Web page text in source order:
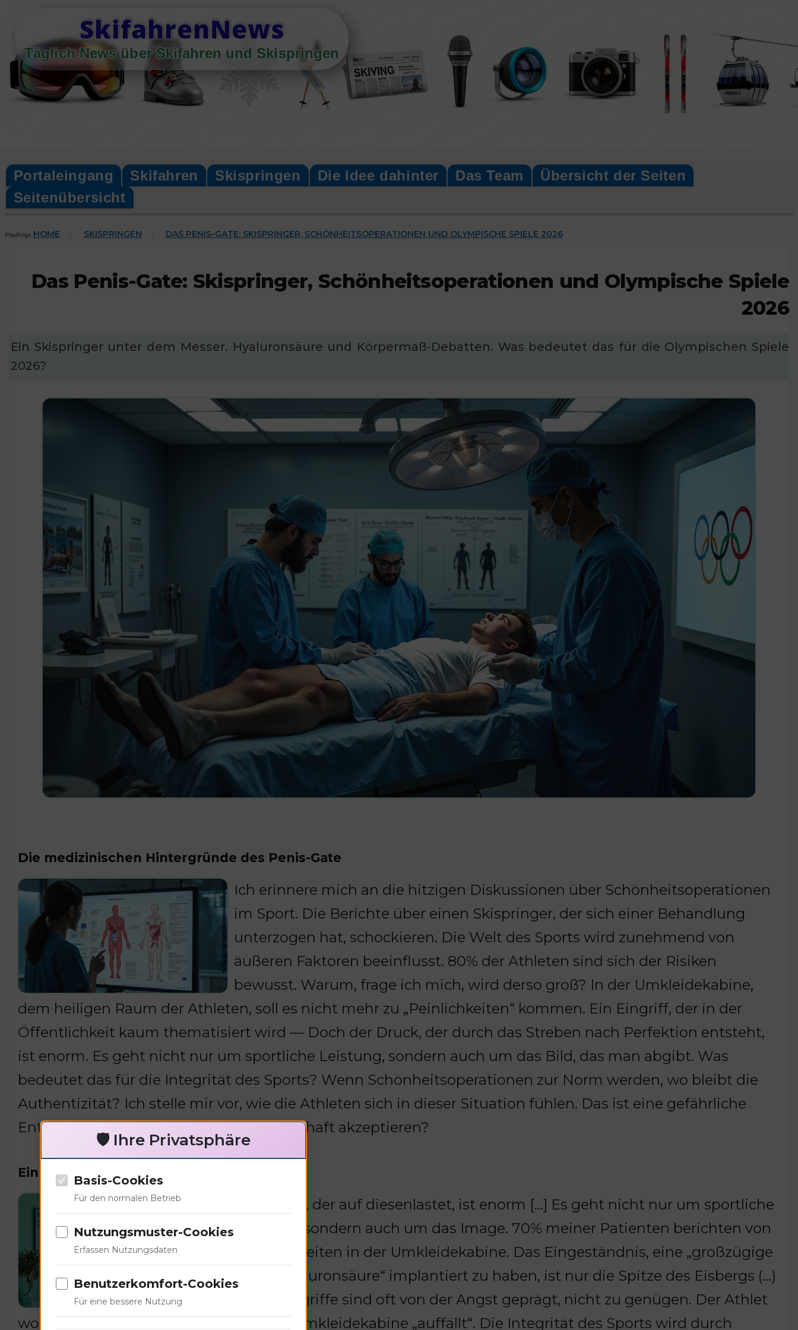
content
SkifahrenNews
Täglich News über Skifahren und Skispringen
Portaleingang Skifahren Skispringen Die Idee dahinter Das Team
Übersicht der Seiten
Seitenübersicht
Pfadfolge HOME · SKISPRINGEN · DAS PENIS-GATE: SKISPRINGER, SCHÖNHEITSOPERATIONEN UND OLYMPISCHE SPIELE 2026
Das Penis-Gate: Skispringer, Schönheitsoperationen und Olympische Spiele
2026
Ein Skispringer unter dem Messer. Hyaluronsäure und Körpermaß-Debatten. Was bedeutet das für die Olympischen Spiele
2026?
Die medizinischen Hintergründe des Penis-Gate
Ich erinnere mich an die hitzigen Diskussionen über Schönheitsoperationen
im Sport. Die Berichte über einen Skispringer, der sich einer Behandlung
unterzogen hat, schockieren. Die Welt des Sports wird zunehmend von
äußeren Faktoren beeinflusst. 80% der Athleten sind sich der Risiken
bewusst. Warum, frage ich mich, wird derso groß? In der Umkleidekabine,
dem heiligen Raum der Athleten, soll es nicht mehr zu „Peinlichkeiten“ kommen. Ein Eingriff, der in der
Öffentlichkeit kaum thematisiert wird — Doch der Druck, der durch das Streben nach Perfektion entsteht,
ist enorm. Es geht nicht nur um sportliche Leistung, sondern auch um das Bild, das man abgibt. Was
bedeutet das für die Integrität des Sports? Wenn Schönheitsoperationen zur Norm werden, wo bleibt die
Authentizität? Ich stelle mir vor, wie die Athleten sich in dieser Situation fühlen. Das ist eine gefährliche
Entwicklung. Können wir das als Gesellschaft akzeptieren?
Einblicke in die medizinische Praxis
Der Druck, der auf diesenlastet, ist enorm […] Es geht nicht nur um sportliche
Leistung, sondern auch um das Image. 70% meiner Patienten berichten von
Unsicherheiten in der Umkleidekabine. Das Eingeständnis, eine „großzügige
Dosis Hyaluronsäure“ implantiert zu haben, ist nur die Spitze des Eisbergs (…)
Diese Eingriffe sind oft von der Angst geprägt, nicht zu genügen. Der Athlet
wollte nicht der einzige sein, der in der Umkleidekabine „auffällt“. Die Integrität des Sports wird durch
🛡️ Ihre Privatsphäre
Basis-Cookies
Für den normalen Betrieb
Nutzungsmuster-Cookies
Erfassen Nutzungsdaten
Benutzerkomfort-Cookies
Für eine bessere Nutzung